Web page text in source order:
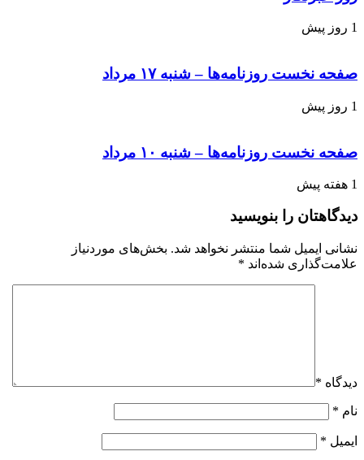
1 روز پیش
صفحه نخست روزنامه‌ها – شنبه ۱۷ مرداد
1 روز پیش
صفحه نخست روزنامه‌ها – شنبه ۱۰ مرداد
1 هفته پیش
دیدگاهتان را بنویسید
نشانی ایمیل شما منتشر نخواهد شد. بخش‌های موردنیاز
علامت‌گذاری شده‌اند *
دیدگاه *
نام *
ایمیل *